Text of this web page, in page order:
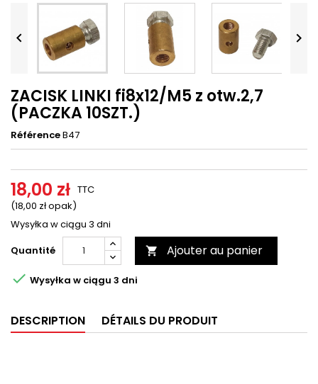
 
 
ZACISK LINKI fi8x12/M5 z otw.2,7
(PACZKA 10SZT.)
RéférenceB47
18,00 zł
(18,00 zł opak)
TTC
Wysyłka w ciągu 3 dni
Quantité
 Ajouter au panier
 Wysyłka w ciągu 3 dni
DESCRIPTION DÉTAILS DU PRODUIT